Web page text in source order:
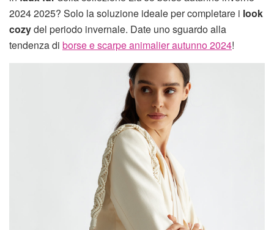
2024 2025? Solo la soluzione ideale per completare i look
cozydel periodo invernale. Date uno sguardo alla
tendenza di borse e scarpe animalier autunno 2024!